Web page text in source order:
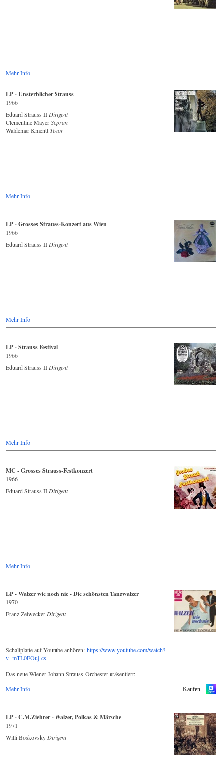
Mehr Info
LP - Unsterblicher Strauss
1966
Eduard Strauss II Dirigent
Clementine MayerSopran
Waldemar KmenttTenor
Mehr Info
LP - Grosses Strauss-Konzert aus Wien
1966
Eduard Strauss II Dirigent
Mehr Info
LP - Strauss Festival
1966
Eduard Strauss II Dirigent
Mehr Info
MC - Grosses Strauss-Festkonzert
1966
Eduard Strauss II Dirigent
Mehr Info
LP - Walzer wie noch nie - Die schönsten Tanzwalzer
1970
Franz Zelwecker Dirigent
Schallplatte auf Youtube anhören: https://www.youtube.com/watch?
v=mTL0FOuj-cs
Das neue Wiener Johann Strauss-Orchester präsentiert:
WALZER wie noch nie - Die schönsten Tanzwalzer
Wiener Walzer wie noch nie. Tanzwalzer im hinreißenden Hofball-
Rhythmus. Das große elegante Rumtata wie einst beim Wiener
Kongreß.
Schon Mozart schrieb Walzer (= deutsche Tänze) für die Wiener
Kaufen
Mehr Info
LP - C.M.Ziehrer - Walzer, Polkas & Märsche
1971
Willi Boskovsky Dirigent